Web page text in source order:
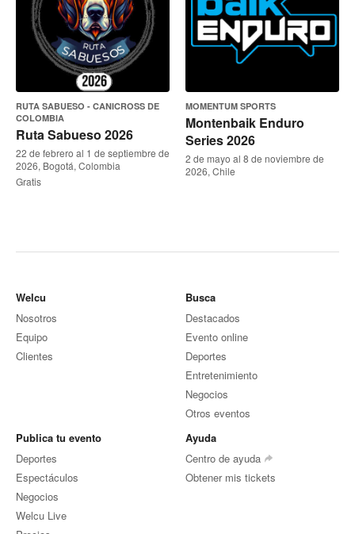
RUTA SABUESO - CANICROSS DE
COLOMBIA
Ruta Sabueso 2026
22 de febrero al 1 de septiembre de
2026, Bogotá, Colombia
Gratis
MOMENTUM SPORTS
Montenbaik Enduro
Series 2026
2 de mayo al 8 de noviembre de
2026, Chile
Welcu
Nosotros
Equipo
Clientes
Busca
Destacados
Evento online
Deportes
Entretenimiento
Negocios
Otros eventos
Publica tu evento
Deportes
Espectáculos
Negocios
Welcu Live
Ayuda
Centro de ayuda
Obtener mis tickets